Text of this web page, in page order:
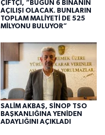
ÇİFTÇİ, “BUGÜN 6 BİNANIN
AÇILIŞI OLACAK. BUNLARIN
TOPLAM MALİYETİ DE 525
MİLYONU BULUYOR”
SALİM AKBAŞ, SİNOP TSO
BAŞKANLIĞINA YENİDEN
ADAYLIĞINI AÇIKLADI